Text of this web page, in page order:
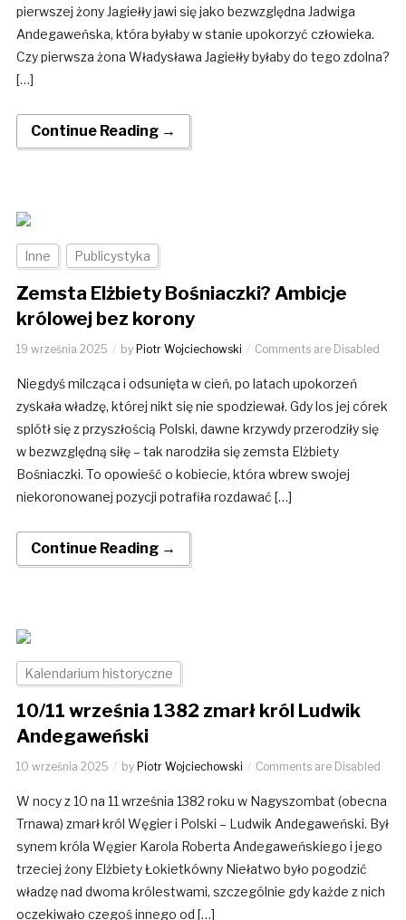
pierwszej żony Jagiełły jawi się jako bezwzględna Jadwiga
Andegaweńska, która byłaby w stanie upokorzyć człowieka.
Czy pierwsza żona Władysława Jagiełły byłaby do tego zdolna?
[…]
Continue Reading →
Inne Publicystyka
Zemsta Elżbiety Bośniaczki? Ambicje
królowej bez korony
19 września 2025 by Piotr Wojciechowski Comments are Disabled
Niegdyś milcząca i odsunięta w cień, po latach upokorzeń
zyskała władzę, której nikt się nie spodziewał. Gdy los jej córek
splótł się z przyszłością Polski, dawne krzywdy przerodziły się
w bezwzględną siłę – tak narodziła się zemsta Elżbiety
Bośniaczki. To opowieść o kobiecie, która wbrew swojej
niekoronowanej pozycji potrafiła rozdawać […]
Continue Reading →
Kalendarium historyczne
10/11 września 1382 zmarł król Ludwik
Andegaweński
10 września 2025 by Piotr Wojciechowski Comments are Disabled
W nocy z 10 na 11 września 1382 roku w Nagyszombat (obecna
Trnawa) zmarł król Węgier i Polski – Ludwik Andegaweński. Był
synem króla Węgier Karola Roberta Andegaweńskiego i jego
trzeciej żony Elżbiety Łokietkówny Niełatwo było pogodzić
władzę nad dwoma królestwami, szczególnie gdy każde z nich
oczekiwało czegoś innego od […]